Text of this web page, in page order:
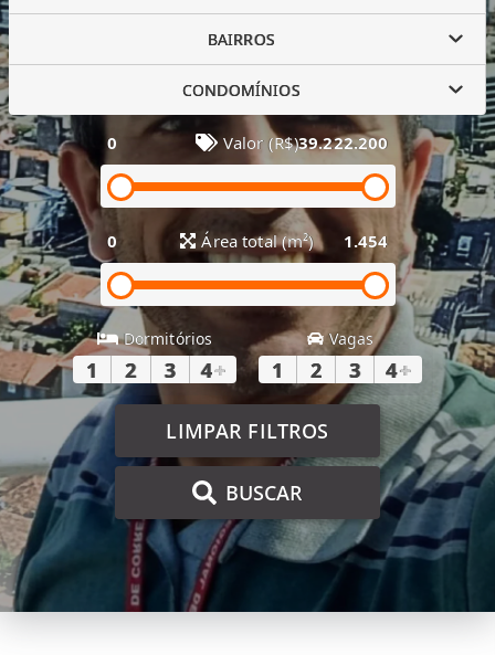
BAIRROS
CONDOMÍNIOS
0 Valor (R$)39.222.200
0 Área total (m²) 1.454
Dormitórios
1 2 3 4+
Vagas
1 2 3 4+
LIMPAR FILTROS
BUSCAR